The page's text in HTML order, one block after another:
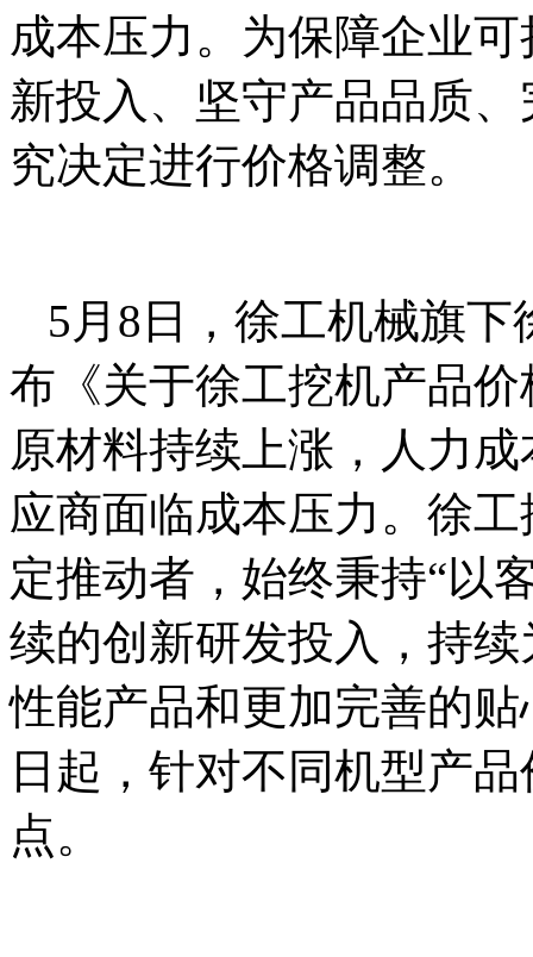
成本压力。为保障企业
新投入、坚守产品品质
究决定进行价格调整。
5月8日，徐工机械旗
布《关于徐工挖机产品
原材料持续上涨，人力
应商面临成本压力。徐
定推动者，始终秉持“以
续的创新研发投入，持
性能产品和更加完善的
日起，针对不同机型产
点。